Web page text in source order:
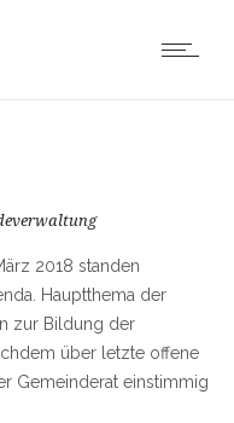
2018 standen
Hauptthema der
zur Bildung der
über letzte offene
Gemeinderat einstimmig